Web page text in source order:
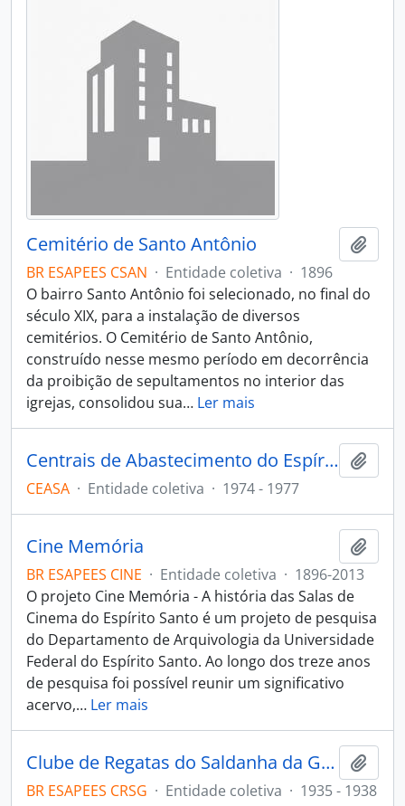
Cemitério de Santo Antônio
BR ESAPEES CSAN · Entidade coletiva · 1896
O bairro Santo Antônio foi selecionado, no final do
século XIX, para a instalação de diversos
cemitérios. O Cemitério de Santo Antônio,
construído nesse mesmo período em decorrência
da proibição de sepultamentos no interior das
igrejas, consolidou sua… Ler mais
Centrais de Abastecimento do Espírito Santo
CEASA · Entidade coletiva · 1974 - 1977
Cine Memória
BR ESAPEES CINE · Entidade coletiva · 1896-2013
O projeto Cine Memória - A história das Salas de
Cinema do Espírito Santo é um projeto de pesquisa
do Departamento de Arquivologia da Universidade
Federal do Espírito Santo. Ao longo dos treze anos
de pesquisa foi possível reunir um significativo
acervo,… Ler mais
Clube de Regatas do Saldanha da Gama
BR ESAPEES CRSG · Entidade coletiva · 1935 - 1938